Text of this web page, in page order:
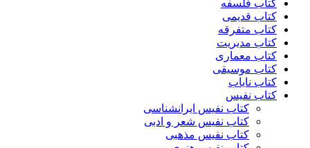
کتاب فلسفه
کتاب قدیمی
کتاب متفرقه
کتاب مدیریت
کتاب معماری
کتاب موسیقی
کتاب نایاب
کتاب نفیس
کتاب نفیس ایرانشناسی
کتاب نفیس شعر و ادبی
کتاب نفیس مذهبی